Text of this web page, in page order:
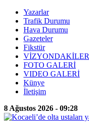
Yazarlar
Trafik Durumu
Hava Durumu
Gazeteler
Fikstür
VİZYONDAKİLER
FOTO GALERİ
VIDEO GALERİ
Künye
İletişim
8 Ağustos 2026 - 09:28